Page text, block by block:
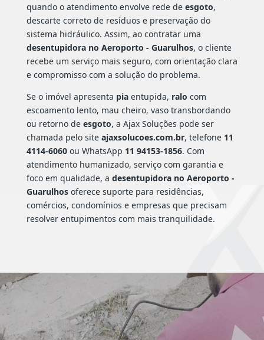
quando o atendimento envolve rede de esgoto,
descarte correto de resíduos e preservação do
sistema hidráulico. Assim, ao contratar uma
desentupidora no Aeroporto - Guarulhos, o cliente
recebe um serviço mais seguro, com orientação clara
e compromisso com a solução do problema.
Se o imóvel apresenta piaentupida, ralo com
escoamento lento, mau cheiro, vaso transbordando
ou retorno de esgoto, a Ajax Soluções pode ser
chamada pelo site ajaxsolucoes.com.br, telefone 11
4114-6060ou WhatsApp 11 94153-1856. Com
atendimento humanizado, serviço com garantia e
foco em qualidade, a desentupidora no Aeroporto -
Guarulhosoferece suporte para residências,
comércios, condomínios e empresas que precisam
resolver entupimentos com mais tranquilidade.